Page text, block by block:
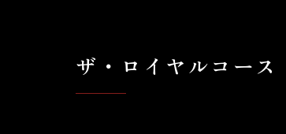
ザ・ロイヤルコース